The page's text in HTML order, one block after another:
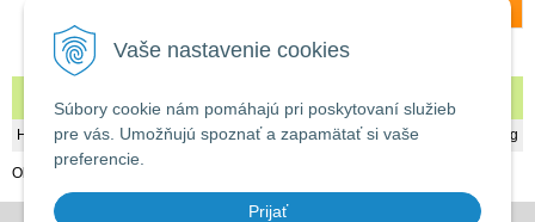
Vaše nastavenie cookies
Súbory cookie nám pomáhajú pri poskytovaní služieb
pre vás. Umožňujú spoznať a zapamätať si vaše
preferencie.
Prijať
Spojka 40/32
Hmotnosť 0,02 kg
Obj. číslo: 601305